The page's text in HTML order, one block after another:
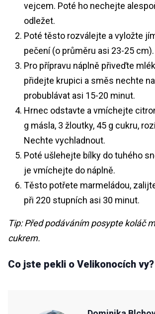
vejcem. Poté ho nechejte
odležet.
Poté těsto rozválejte a vyložte
pečení (o průměru asi 23-25 cm).
Pro přípravu náplně přiveďte
přidejte krupici a směs nechte
probublávat asi 15-20 minut.
Hrnec odstavte a vmíchejte
g másla, 3 žloutky, 45 g cukru,
Nechte vychladnout.
Poté ušlehejte bílky do tuhého
je vmíchejte do náplně.
Těsto potřete marmeládou,
při 220 stupních asi 30 minut.
Tip: Před podáváním posypte koláč
cukrem.
Co jste pekli o Velikonocích vy?